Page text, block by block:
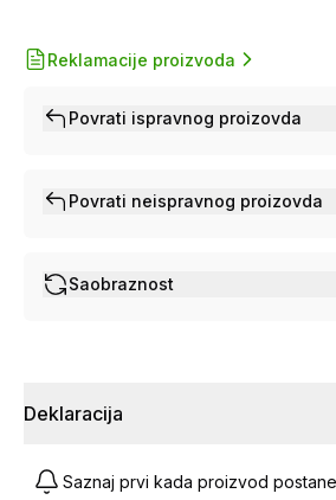
Reklamacije proizvoda
Povrati ispravnog proizovda
Povrati neispravnog proizovda
Saobraznost
Deklaracija
Saznaj prvi kada proizvod